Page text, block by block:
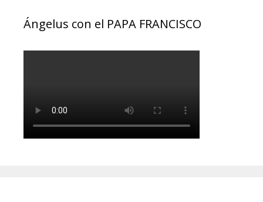
Ángelus con el PAPA FRANCISCO